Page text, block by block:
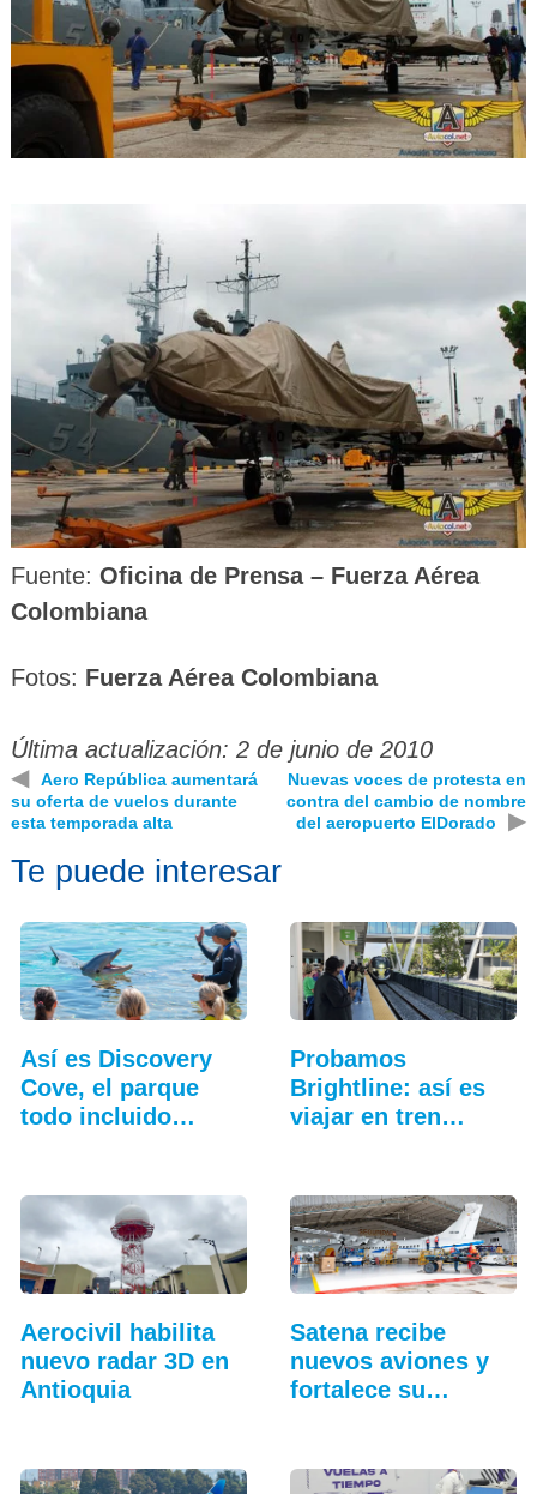
Fuente: Oficina de Prensa – Fuerza Aérea
Colombiana
Fotos: Fuerza Aérea Colombiana
Última actualización: 2 de junio de 2010
◀
Aero República aumentará
su oferta de vuelos durante
esta temporada alta
Nuevas voces de protesta en
contra del cambio de nombre
del aeropuerto ElDorado
▶
Te puede interesar
Así es Discovery
Cove, el parque
todo incluido
Probamos
Brightline: así es
viajar en tren
Aerocivil habilita
nuevo radar 3D en
Antioquia
Satena recibe
nuevos aviones y
fortalece su